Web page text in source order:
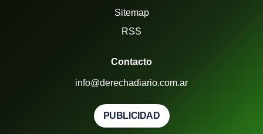
Sitemap
RSS
Contacto
info@derechadiario.com.ar
PUBLICIDAD